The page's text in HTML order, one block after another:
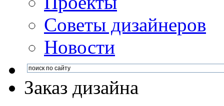
Советы дизайнеров
Новости
Заказ дизайна